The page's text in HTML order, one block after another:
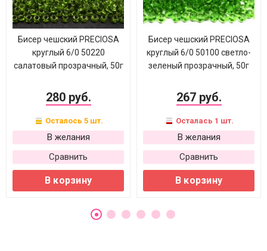
Бисер чешский PRECIOSA
круглый 6/0 50220
салатовый прозрачный, 50г
280 руб.
Осталось 5 шт.
В желания
Сравнить
В корзину
Бисер чешский PRECIOSA
круглый 6/0 50100 светло-
зеленый прозрачный, 50г
267 руб.
Осталась 1 шт.
В желания
Сравнить
В корзину